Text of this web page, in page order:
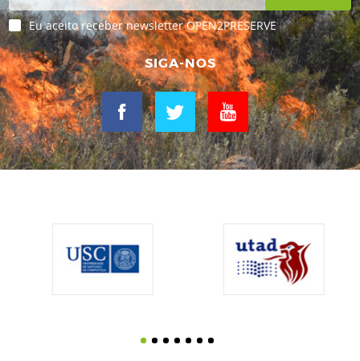
Eu aceito receber newsletter OPEN2PRESERVE
SIGA-NOS